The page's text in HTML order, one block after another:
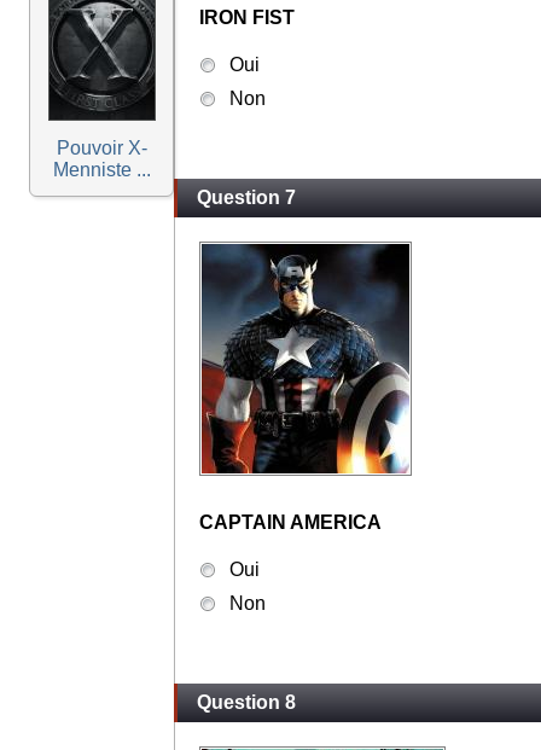
Pouvoir X-
Menniste ...
IRON FIST
Oui
Non
Question 7
CAPTAIN AMERICA
Oui
Non
Question 8